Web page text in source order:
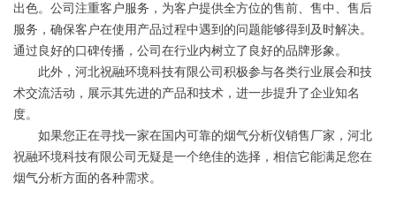
出色。公司注重客户服务，为客户提供全方位的售前、售中、售后
服务，确保客户在使用产品过程中遇到的问题能够得到及时解决。
通过良好的口碑传播，公司在行业内树立了良好的品牌形象。
此外，河北祝融环境科技有限公司积极参与各类行业展会和技
术交流活动，展示其先进的产品和技术，进一步提升了企业知名
度。
如果您正在寻找一家在国内可靠的烟气分析仪销售厂家，河北
祝融环境科技有限公司无疑是一个绝佳的选择，相信它能满足您在
烟气分析方面的各种需求。